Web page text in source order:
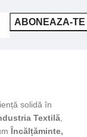
solidă în
Textilă,
Încălțăminte,